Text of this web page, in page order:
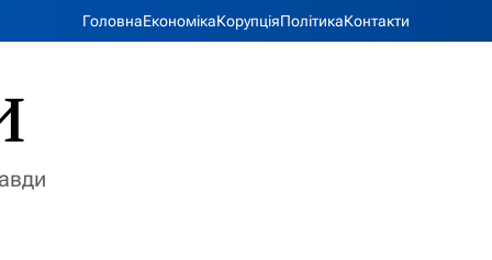
ГоловнаЕкономікаКорупціяПолітикаКонтакти